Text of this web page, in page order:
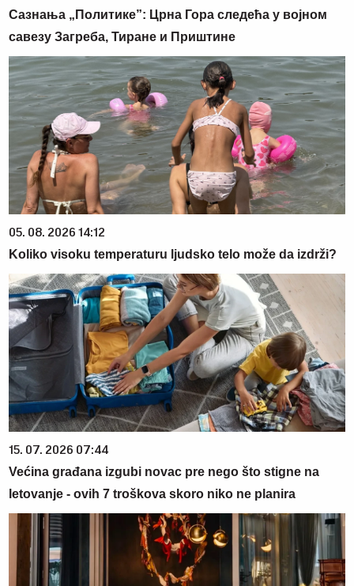
Сазнања „Политике”: Црна Гора следећа у војном
савезу Загреба, Тиране и Приштине
05. 08. 2026 14:12
Koliko visoku temperaturu ljudsko telo može da izdrži?
15. 07. 2026 07:44
Većina građana izgubi novac pre nego što stigne na
letovanje - ovih 7 troškova skoro niko ne planira